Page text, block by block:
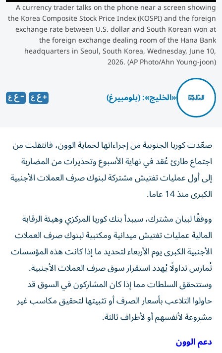
A currency trader talks on the phone near a screen showing
the Korea Composite Stock Price Index (KOSPI) and the foreign
exchange rate between U.S. dollar and South Korean won at
the foreign exchange dealing room of the Hana Bank
headquarters in Seoul, South Korea, Wednesday, June 10,
2026. (AP Photo/Ahn Young-joon)
«الخليج»: (بلومبيرغ)
صعّدت كوريا الجنوبية من إجراءاتها لحماية الوون، فانتقلت من
اجتماع طارئ عُقد في نهاية الأسبوع وتحذيرات من المضاربة
إلى أول عمليات تفتيش مشتركة لبنوك صرف العملات الأجنبية
الكبرى منذ 14 عاما.
ووفقًا لبيان مشترك، سيبدأ بنك كوريا المركزي وهيئة الرقابة
المالية عمليات تفتيش ميدانية ومكتبية لبنوك صرف العملات
الأجنبية الكبرى يوم الأربعاء لتحديد ما إذا كانت هذه المؤسسات
تُمارس تداولًا يُهدد استقرار سوق صرف العملات الأجنبية.
وستتحقق السلطات مما إذا كان المشاركون في السوق قد
حاولوا التلاعب بأسعار الصرف أو تثبيتها لتحقيق مكاسب غير
مشروعة لأنفسهم أو لأطراف ثالثة.
دعم الوون